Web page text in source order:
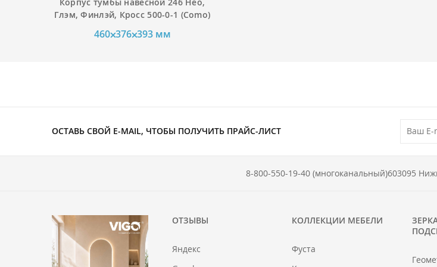
Глэм, Финлэй, Кросс 500-0-1 (Como)
460⨉376⨉393 мм
ОСТАВЬ СВОЙ E-MAIL, ЧТОБЫ ПОЛУЧИТЬ ПРАЙС-ЛИСТ
8-800-550-19-40 (многоканальный)603095
ОТЗЫВЫ
Яндекс
КОЛЛЕКЦИИ МЕБЕЛИ
Фуста